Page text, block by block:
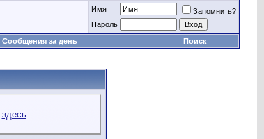
Имя
Запомнить?
Пароль
Сообщения за день Поиск
здесь.